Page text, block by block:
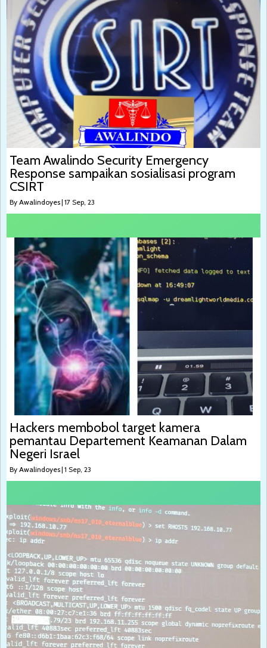
Team Awalindo Security Emergency
Response sampaikan sosialisasi program
CSIRT
By Awalindoyes| 17 Sep, 23
Hackers membobol target kamera
pemantau Departement Keamanan Dalam
Negeri Israel
By Awalindoyes| 1 Sep, 23